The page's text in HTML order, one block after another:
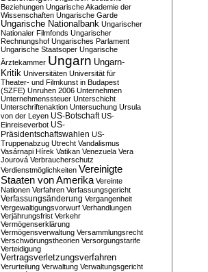
Beziehungen Ungarische Akademie der
Wissenschaften Ungarische Garde
Ungarische Nationalbank Ungarischer
Nationaler Filmfonds Ungarischer
Rechnungshof Ungarisches Parlament
Ungarische Staatsoper Ungarische
Ärztekammer Ungarn Ungarn-
Kritik Universitäten Universität für
Theater- und Filmkunst in Budapest
(SZFE) Unruhen 2006 Unternehmen
Unternehmenssteuer Unterschicht
Unterschriftenaktion Untersuchung Ursula
von der Leyen US-Botschaft US-
Einreiseverbot US-
Präsidentschaftswahlen US-
Truppenabzug Utrecht Vandalismus
Vasárnapi Hírek Vatikan Venezuela Vera
Jourová Verbraucherschutz
Verdienstmöglichkeiten Vereinigte
Staaten von Amerika Vereinte
Nationen Verfahren Verfassungsgericht
Verfassungsänderung Vergangenheit
Vergewaltigungsvorwurf Verhandlungen
Verjährungsfrist Verkehr
Vermögenserklärung
Vermögensverwaltung Versammlungsrecht
Verschwörungstheorien Versorgungstarife
Verteidigung
Vertragsverletzungsverfahren
Verurteilung Verwaltung Verwaltungsgericht